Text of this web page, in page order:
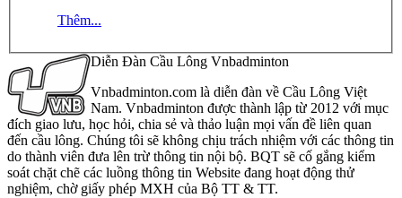
Thêm...
Diễn Đàn Cầu Lông Vnbadminton
Vnbadminton.com là diễn đàn về Cầu Lông Việt
Nam. Vnbadminton được thành lập từ 2012 với mục
đích giao lưu, học hỏi, chia sẻ và thảo luận mọi vấn đề liên quan
đến cầu lông. Chúng tôi sẽ không chịu trách nhiệm với các thông tin
do thành viên đưa lên trừ thông tin nội bộ. BQT sẽ cố gắng kiểm
soát chặt chẽ các luồng thông tin Website đang hoạt động thử
nghiệm, chờ giấy phép MXH của Bộ TT & TT.